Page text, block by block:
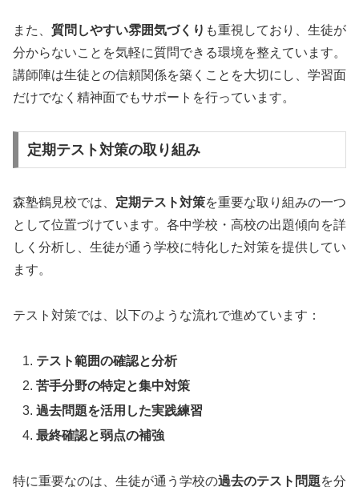
また、 質問しやすい雰囲気づくり も重視しており、生徒が
分からないことを気軽に質問できる環境を整えています。
講師陣は生徒との信頼関係を築くことを大切にし、学習面
だけでなく精神面でもサポートを行っています。
定期テスト対策の取り組み
森塾鶴見校では、 定期テスト対策を重要な取り組みの一つ
として位置づけています。各中学校・高校の出題傾向を詳
しく分析し、生徒が通う学校に特化した対策を提供してい
ます。
テスト対策では、以下のような流れで進めています：
テスト範囲の確認と分析
苦手分野の特定と集中対策
過去問題を活用した実践練習
最終確認と弱点の補強
特に重要なのは、生徒が通う学校の過去のテスト問題を分